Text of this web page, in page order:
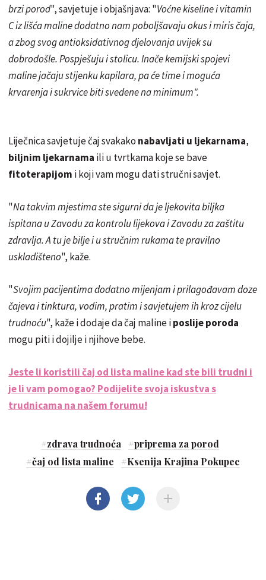
brzi porod", savjetuje i objašnjava: "Voćne kiseline i vitamin
C iz lišća maline dodatno nam poboljšavaju okus i miris čaja,
a zbog svog antioksidativnog djelovanja uvijek su
dobrodošle. Pospješuju i stolicu. Inače kemijski spojevi
maline jačaju stijenku kapilara, pa će time i moguća
krvarenja i sukrvice biti svedene na minimum".
Liječnica savjetuje čaj svakako nabavljati u ljekarnama,
biljnim ljekarnama ili u tvrtkama koje se bave
fitoterapijom i koji vam mogu dati stručni savjet.
"Na takvim mjestima ste sigurni da je ljekovita biljka
ispitana u Zavodu za kontrolu lijekova i Zavodu za zaštitu
zdravlja. A tu je bilje i u stručnim rukama te pravilno
uskladišteno", kaže.
"Svojim pacijentima dodatno mijenjam i prilagođavam doze
čajeva i tinktura, vodim, pratim i savjetujem ih kroz cijelu
trudnoću", kaže i dodaje da čaj maline iposlije poroda
mogu piti i dojilje i njihove bebe.
Jeste li koristili čaj od lista maline kad ste bili trudni i
je li vam pomogao? Podijelite svoja iskustva s
trudnicama na našem forumu!
#zdrava trudnoća #priprema za porod
#čaj od lista maline #Ksenija Krajina Pokupec